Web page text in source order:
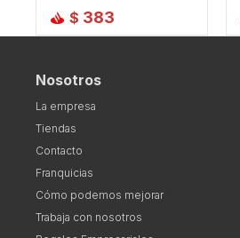
$ 383
Nosotros
La empresa
Tiendas
Contacto
Franquicias
Cómo podemos mejorar
Trabaja con nosotros